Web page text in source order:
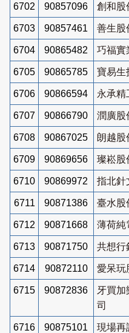
6702 90857096 創和股
6703 90857461 善生股
6704 90865482 巧福實
6705 90865785 寶易生
6706 90866594 永承精
6707 90866790 潤廣股
6708 90867025 朗越股
6709 90869656 璨崧股
6710 90869972 指北針
6711 90871386 臺水股
6712 90871668 薄荷純
6713 90871750 共想行
6714 90872110 愛呆玩
6715 90872836
牙買
司
6716 90875101 現場再